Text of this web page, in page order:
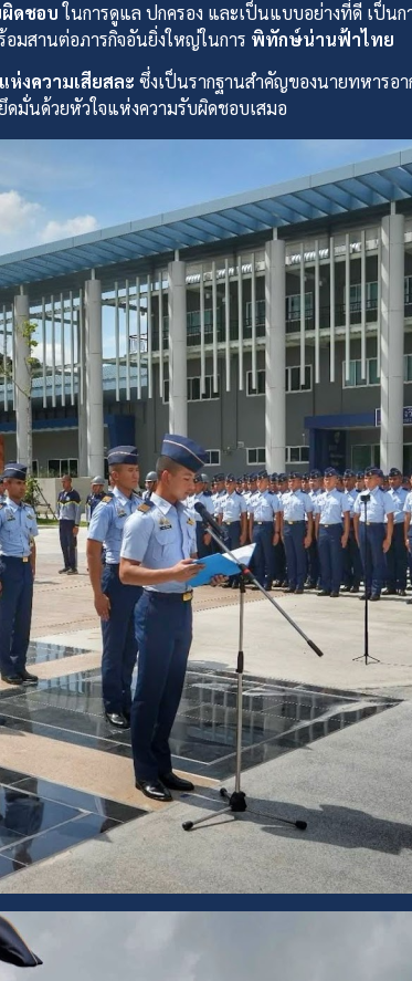
ดชอบในการดูแล ปกครอง และเป็นแบบอย่างที่ดี เป็น
อมสานต่อภารกิจอันยิ่งใหญ่ในการ พิทักษ์น่านฟ้าไทย
ห่งความเสียสละ ซึ่งเป็นรากฐานสำคัญของนายทหารอ
มั่นด้วยหัวใจแห่งความรับผิดชอบเสมอ